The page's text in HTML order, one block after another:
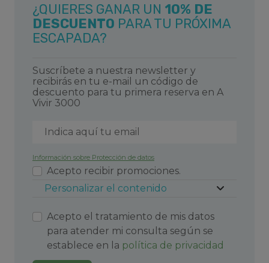
¿QUIERES GANAR UN 10% DE
DESCUENTO PARA TU PRÓXIMA
ESCAPADA?
Suscríbete a nuestra newsletter y
recibirás en tu e-mail un código de
descuento para tu primera reserva en A
Vivir 3000
Información sobre Protección de datos
Acepto recibir promociones.
Personalizar el contenido
Acepto el tratamiento de mis datos
para atender mi consulta según se
establece en la política de privacidad